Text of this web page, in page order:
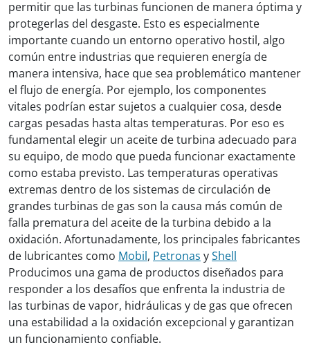
permitir que las turbinas funcionen de manera óptima y
protegerlas del desgaste. Esto es especialmente
importante cuando un entorno operativo hostil, algo
común entre industrias que requieren energía de
manera intensiva, hace que sea problemático mantener
el flujo de energía. Por ejemplo, los componentes
vitales podrían estar sujetos a cualquier cosa, desde
cargas pesadas hasta altas temperaturas. Por eso es
fundamental elegir un aceite de turbina adecuado para
su equipo, de modo que pueda funcionar exactamente
como estaba previsto. Las temperaturas operativas
extremas dentro de los sistemas de circulación de
grandes turbinas de gas son la causa más común de
falla prematura del aceite de la turbina debido a la
oxidación. Afortunadamente, los principales fabricantes
de lubricantes como Mobil, Petronas yShell
Producimos una gama de productos diseñados para
responder a los desafíos que enfrenta la industria de
las turbinas de vapor, hidráulicas y de gas que ofrecen
una estabilidad a la oxidación excepcional y garantizan
un funcionamiento confiable.